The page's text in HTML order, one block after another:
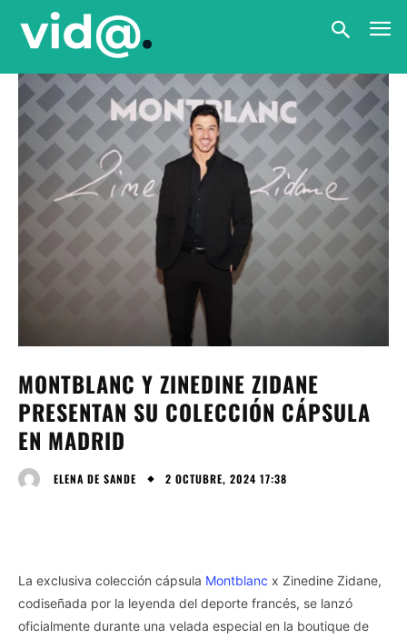
MONTBLANC Y ZINEDINE ZIDANE
PRESENTAN SU COLECCIÓN CÁPSULA
EN MADRID
ELENA DE SANDE 2 OCTUBRE, 2024 17:38
La exclusiva colección cápsula Montblanc x Zinedine Zidane,
codiseñada por la leyenda del deporte francés, se lanzó
oficialmente durante una velada especial en la boutique de